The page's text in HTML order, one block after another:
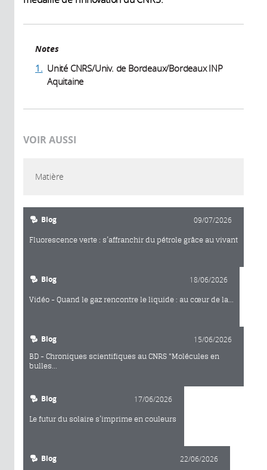
Notes
1. Unité CNRS/Univ. de Bordeaux/Bordeaux INP
Aquitaine
VOIR AUSSI
Matière
Blog 09/07/2026
Fluorescence verte : s’affranchir du pétrole grâce au vivant
Blog 18/06/2026
Vidéo - Quand le gaz rencontre le liquide : au cœur de la...
Blog 15/06/2026
BD - Chroniques scientifiques au CNRS "Molécules en
bulles...
Blog 17/06/2026
Le futur du solaire s’imprime en couleurs
Blog 22/06/2026